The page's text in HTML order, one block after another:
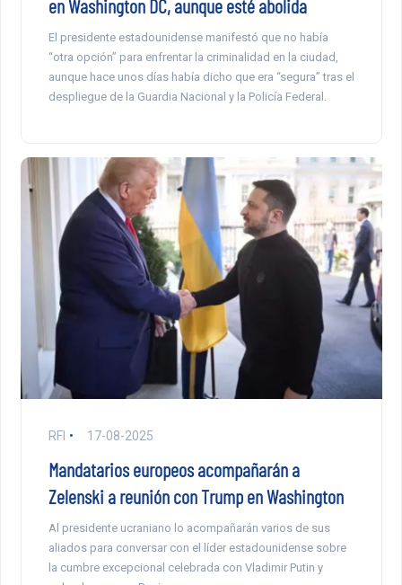
en Washington DC, aunque esté abolida
El presidente estadounidense manifestó que no había
“otra opción” para enfrentar la criminalidad en la ciudad,
aunque hace unos días había dicho que era “segura” tras el
despliegue de la Guardia Nacional y la Policía Federal.
RFI 17-08-2025
Mandatarios europeos acompañarán a
Zelenski a reunión con Trump en Washington
Al presidente ucraniano lo acompañarán varios de sus
aliados para conversar con el líder estadounidense sobre
la cumbre excepcional celebrada con Vladimir Putin y